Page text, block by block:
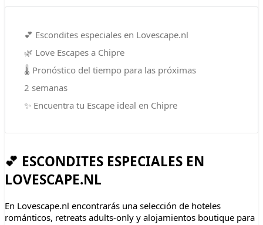
💕 Escondites especiales en Lovescape.nl
🌿 Love Escapes a Chipre
🌡️ Pronóstico del tiempo para las próximas
2 semanas
✨ Encuentra tu Escape ideal en Chipre
💕 ESCONDITES ESPECIALES EN
LOVESCAPE.NL
En Lovescape.nl encontrarás una selección de hoteles
románticos, retreats adults-only y alojamientos boutique para